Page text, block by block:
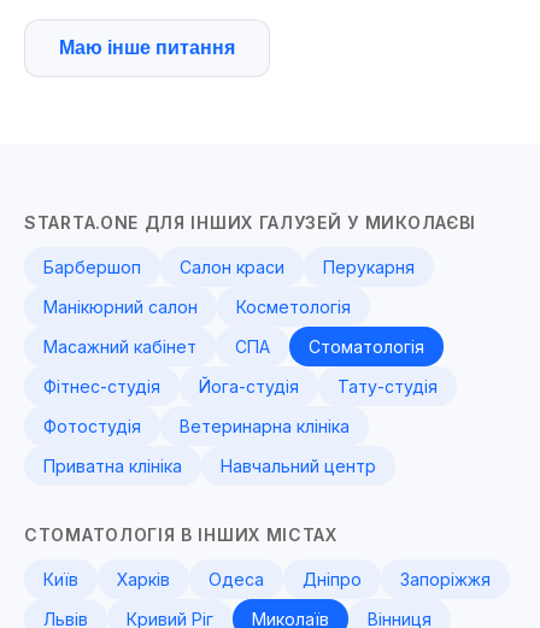
Маю інше питання
STARTA.ONE ДЛЯ ІНШИХ ГАЛУЗЕЙ У МИКОЛАЄВІ
Барбершоп Салон краси
Перукарня
Манікюрний салон
Косметологія
Масажний кабінет
СПА
Стоматологія
Фітнес-студія
Йога-студія
Тату-студія
Фотостудія
Ветеринарна клініка
Приватна клініка
Навчальний центр
СТОМАТОЛОГІЯ В ІНШИХ МІСТАХ
Київ Харків Одеса Дніпро
Запоріжжя
Львів
Кривий Ріг Миколаїв Вінниця